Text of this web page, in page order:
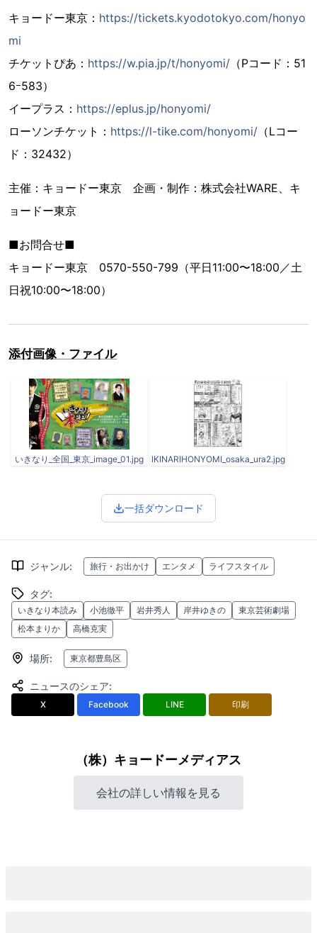
キョードー東京： https://tickets.kyodotokyo.com/honyo
mi
チケットぴあ： https://w.pia.jp/t/honyomi/ （Pコード：51
6ｰ583）
イープラス： https://eplus.jp/honyomi/
ローソンチケット： https://l-tike.com/honyomi/ （Lコー
ド：32432）
主催：キョードー東京 企画・制作：株式会社WARE、キ
ョードー東京
■お問合せ■
キョードー東京 0570-550-799（平日11:00〜18:00／土
日祝10:00〜18:00）
添付画像・ファイル
いきなり_全国_東京_image_01.jpg IKINARIHONYOMI_osaka_ura2.jpg
一括ダウンロード
ジャンル: 旅行・お出かけ エンタメ ライフスタイル
タグ:
いきなり本読み 小池徹平 岩井秀人 岸井ゆきの
東京芸術劇場
松本まりか
高橋克実
場所: 東京都豊島区
ニュースのシェア:
X Facebook LINE 印刷
（株）キョードーメディアス
会社の詳しい情報を見る